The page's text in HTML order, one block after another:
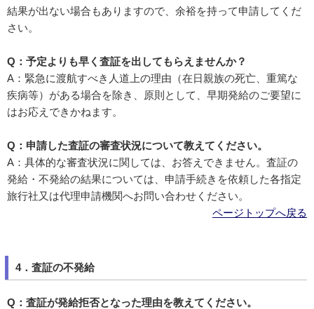
結果が出ない場合もありますので、余裕を持って申請してくだ
さい。
Q：予定よりも早く査証を出してもらえませんか？
A：緊急に渡航すべき人道上の理由（在日親族の死亡、重篤な
疾病等）がある場合を除き、原則として、早期発給のご要望に
はお応えできかねます。
Q：申請した査証の審査状況について教えてください。
A：具体的な審査状況に関しては、お答えできません。査証の
発給・不発給の結果については、申請手続きを依頼した各指定
旅行社又は代理申請機関へお問い合わせください。
ページトップへ戻る
4．査証の不発給
Q：査証が発給拒否となった理由を教えてください。